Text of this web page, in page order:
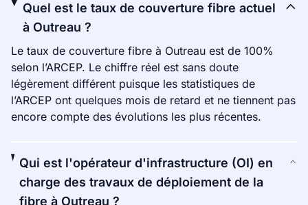
Quel est le taux de couverture fibre actuel
à Outreau ?
Le taux de couverture fibre à Outreau est de 100%
selon l’ARCEP. Le chiffre réel est sans doute
légèrement différent puisque les statistiques de
l’ARCEP ont quelques mois de retard et ne tiennent pas
encore compte des évolutions les plus récentes.
Qui est l'opérateur d'infrastructure (OI) en
charge des travaux de déploiement de la
fibre à Outreau ?